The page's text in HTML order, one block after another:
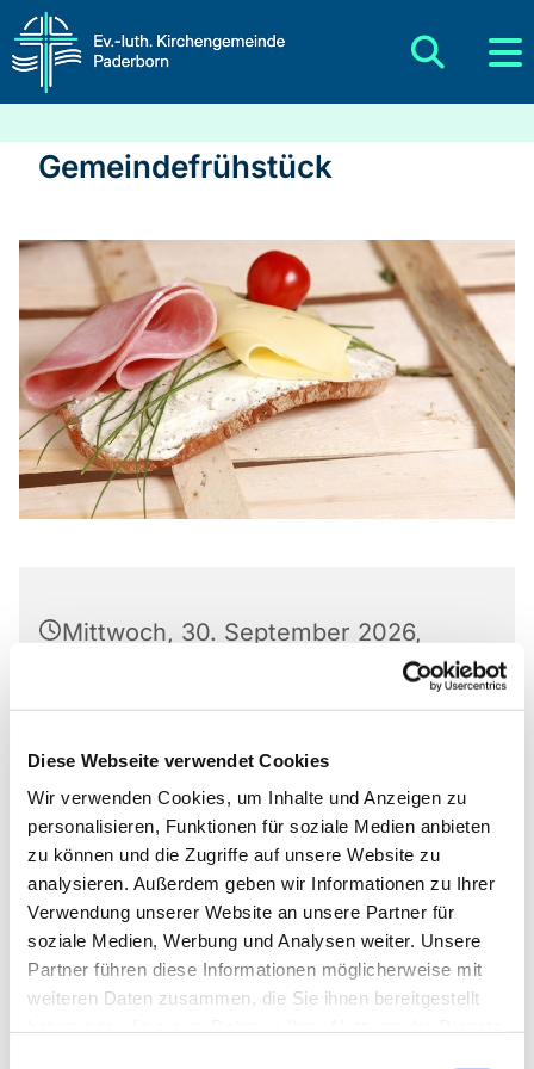
Diese Webseite verwendet Cookies
Wir verwenden Cookies, um Inhalte und Anzeigen zu
personalisieren, Funktionen für soziale Medien anbieten
zu können und die Zugriffe auf unsere Website zu
analysieren. Außerdem geben wir Informationen zu Ihrer
Verwendung unserer Website an unsere Partner für
soziale Medien, Werbung und Analysen weiter. Unsere
Partner führen diese Informationen möglicherweise mit
weiteren Daten zusammen, die Sie ihnen bereitgestellt
Gemeindefrühstück
Mittwoch, 30. September 2026,
33102 Paderborn
Thomas Walter
Nach einer kurzen Andacht genießen wir ein
leckeres Frühstück in fröhlicher Atmosphäre